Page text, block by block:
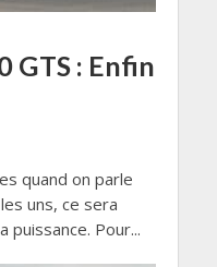
GTS : Enfin
quand on parle
uns, ce sera
puissance. Pour...